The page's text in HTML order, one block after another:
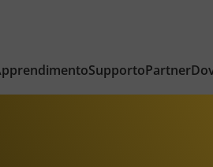
SupportoPartner